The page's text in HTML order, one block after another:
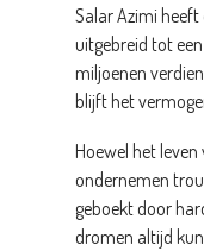
Salar Azimi heeft
uitgebreid tot
miljoenen
blijft het
Hoewel het
ondernemen
geboekt door
dromen altijd